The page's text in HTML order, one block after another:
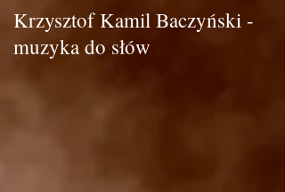
Krzysztof Kamil Baczyński -
muzyka do słów